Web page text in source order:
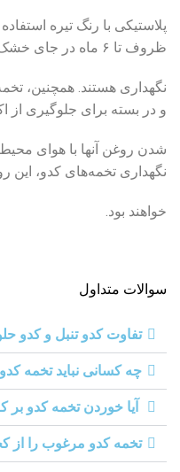
پلاستیکی با رنگ تیره
ظروف تا ۶ ماه در جای خشک و خنک قابل
نگهداری هستند. همچنین،
و در بسته برای جلوگیری از
شدن روغن آنها با هوای
نگهداری تخمه‌های کدو، این
خواهند بود.
سوالات متداول
تفاوت کدو تنبل و کدو
چه کسانی نباید تخمه
آیا خوردن تخمه کدو بر
تخمه کدو مرغوب را از